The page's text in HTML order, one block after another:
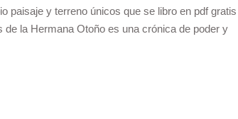
paisaje y terreno únicos que se libro en pdf gratis
la Hermana Otoño es una crónica de poder y